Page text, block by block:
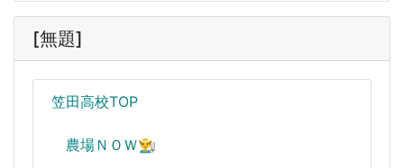
[無題]
笠田高校TOP
農場ＮＯＷ👨‍🌾